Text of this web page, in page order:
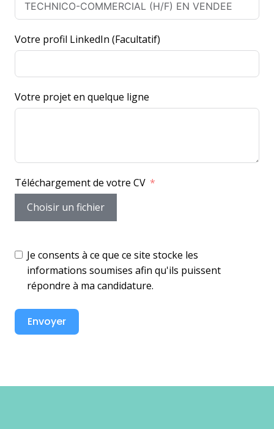
c
+
3
Votre profil LinkedIn (Facultatif)
Votre projet en quelque ligne
Téléchargement de votre CV
Choisir un fichier
Je consents à ce que ce site stocke les
informations soumises afin qu'ils puissent
répondre à ma candidature.
Envoyer